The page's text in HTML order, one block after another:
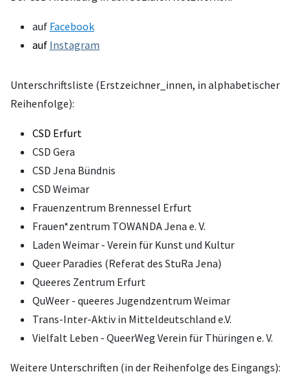
auf Facebook
auf Instagram
Unterschriftsliste (Erstzeichner_innen, in alphabetischer
Reihenfolge):
CSD Erfurt
CSD Gera
CSD Jena Bündnis
CSD Weimar
Frauenzentrum Brennessel Erfurt
Frauen*zentrum TOWANDA Jena e. V.
Laden Weimar - Verein für Kunst und Kultur
Queer Paradies (Referat des StuRa Jena)
Queeres Zentrum Erfurt
QuWeer - queeres Jugendzentrum Weimar
Trans-Inter-Aktiv in Mitteldeutschland e.V.
Vielfalt Leben - QueerWeg Verein für Thüringen e. V.
Weitere Unterschriften (in der Reihenfolge des Eingangs):